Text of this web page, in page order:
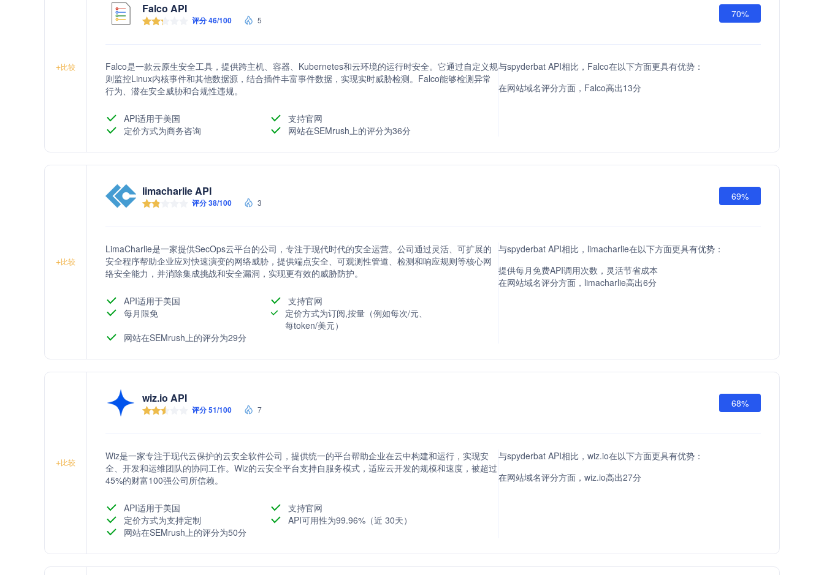
+比较
Falco API
评分 46/100 5
70%
Falco是一款云原生安全工具，提供跨主机、容器、Kubernetes和云环境的运行时安全。它通过自定义规
则监控Linux内核事件和其他数据源，结合插件丰富事件数据，实现实时威胁检测。Falco能够检测异常
行为、潜在安全威胁和合规性违规。
API适用于美国
支持官网
定价方式为商务咨询
网站在SEMrush上的评分为36分
与spyderbat API相比，Falco在以下方面更具有优势：
在网站域名评分方面，Falco高出13分
+比较
limacharlie API
评分 38/100 3
69%
LimaCharlie是一家提供SecOps云平台的公司，专注于现代时代的安全运营。公司通过灵活、可扩展的
安全程序帮助企业应对快速演变的网络威胁，提供端点安全、可观测性管道、检测和响应规则等核心网
络安全能力，并消除集成挑战和安全漏洞，实现更有效的威胁防护。
API适用于美国
支持官网
每月限免
定价方式为订阅,按量（例如每次/元、
每token/美元）
网站在SEMrush上的评分为29分
与spyderbat API相比，limacharlie在以下方面更具有优势：
提供每月免费API调用次数，灵活节省成本
在网站域名评分方面，limacharlie高出6分
+比较
wiz.io API
评分 51/100 7
68%
Wiz是一家专注于现代云保护的云安全软件公司，提供统一的平台帮助企业在云中构建和运行，实现安
全、开发和运维团队的协同工作。Wiz的云安全平台支持自服务模式，适应云开发的规模和速度，被超过
45%的财富100强公司所信赖。
API适用于美国
支持官网
定价方式为支持定制
API可用性为99.96%（近 30天）
网站在SEMrush上的评分为50分
与spyderbat API相比，wiz.io在以下方面更具有优势：
在网站域名评分方面，wiz.io高出27分